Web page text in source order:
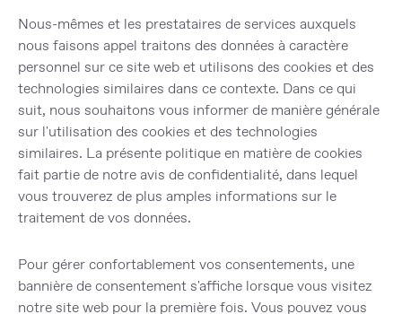
Nous-mêmes et les prestataires de services auxquels
nous faisons appel traitons des données à caractère
personnel sur ce site web et utilisons des cookies et des
technologies similaires dans ce contexte. Dans ce qui
suit, nous souhaitons vous informer de manière générale
sur l'utilisation des cookies et des technologies
similaires. La présente politique en matière de cookies
fait partie de notre avis de confidentialité, dans lequel
vous trouverez de plus amples informations sur le
traitement de vos données.
Pour gérer confortablement vos consentements, une
bannière de consentement s'affiche lorsque vous visitez
notre site web pour la première fois. Vous pouvez vous